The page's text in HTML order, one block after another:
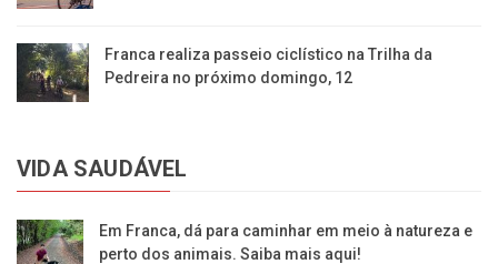
Franca realiza passeio ciclístico na Trilha da
Pedreira no próximo domingo, 12
VIDA SAUDÁVEL
Em Franca, dá para caminhar em meio à natureza e
perto dos animais. Saiba mais aqui!